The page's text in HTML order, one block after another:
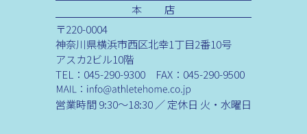
本 店
〒220-0004
神奈川県横浜市西区北幸1丁目2番10号
アスカ2ビル10階
TEL：045-290-9300 FAX：045-290-9500
営業時間 9:30～18:30 ／ 定休日 火・水曜日